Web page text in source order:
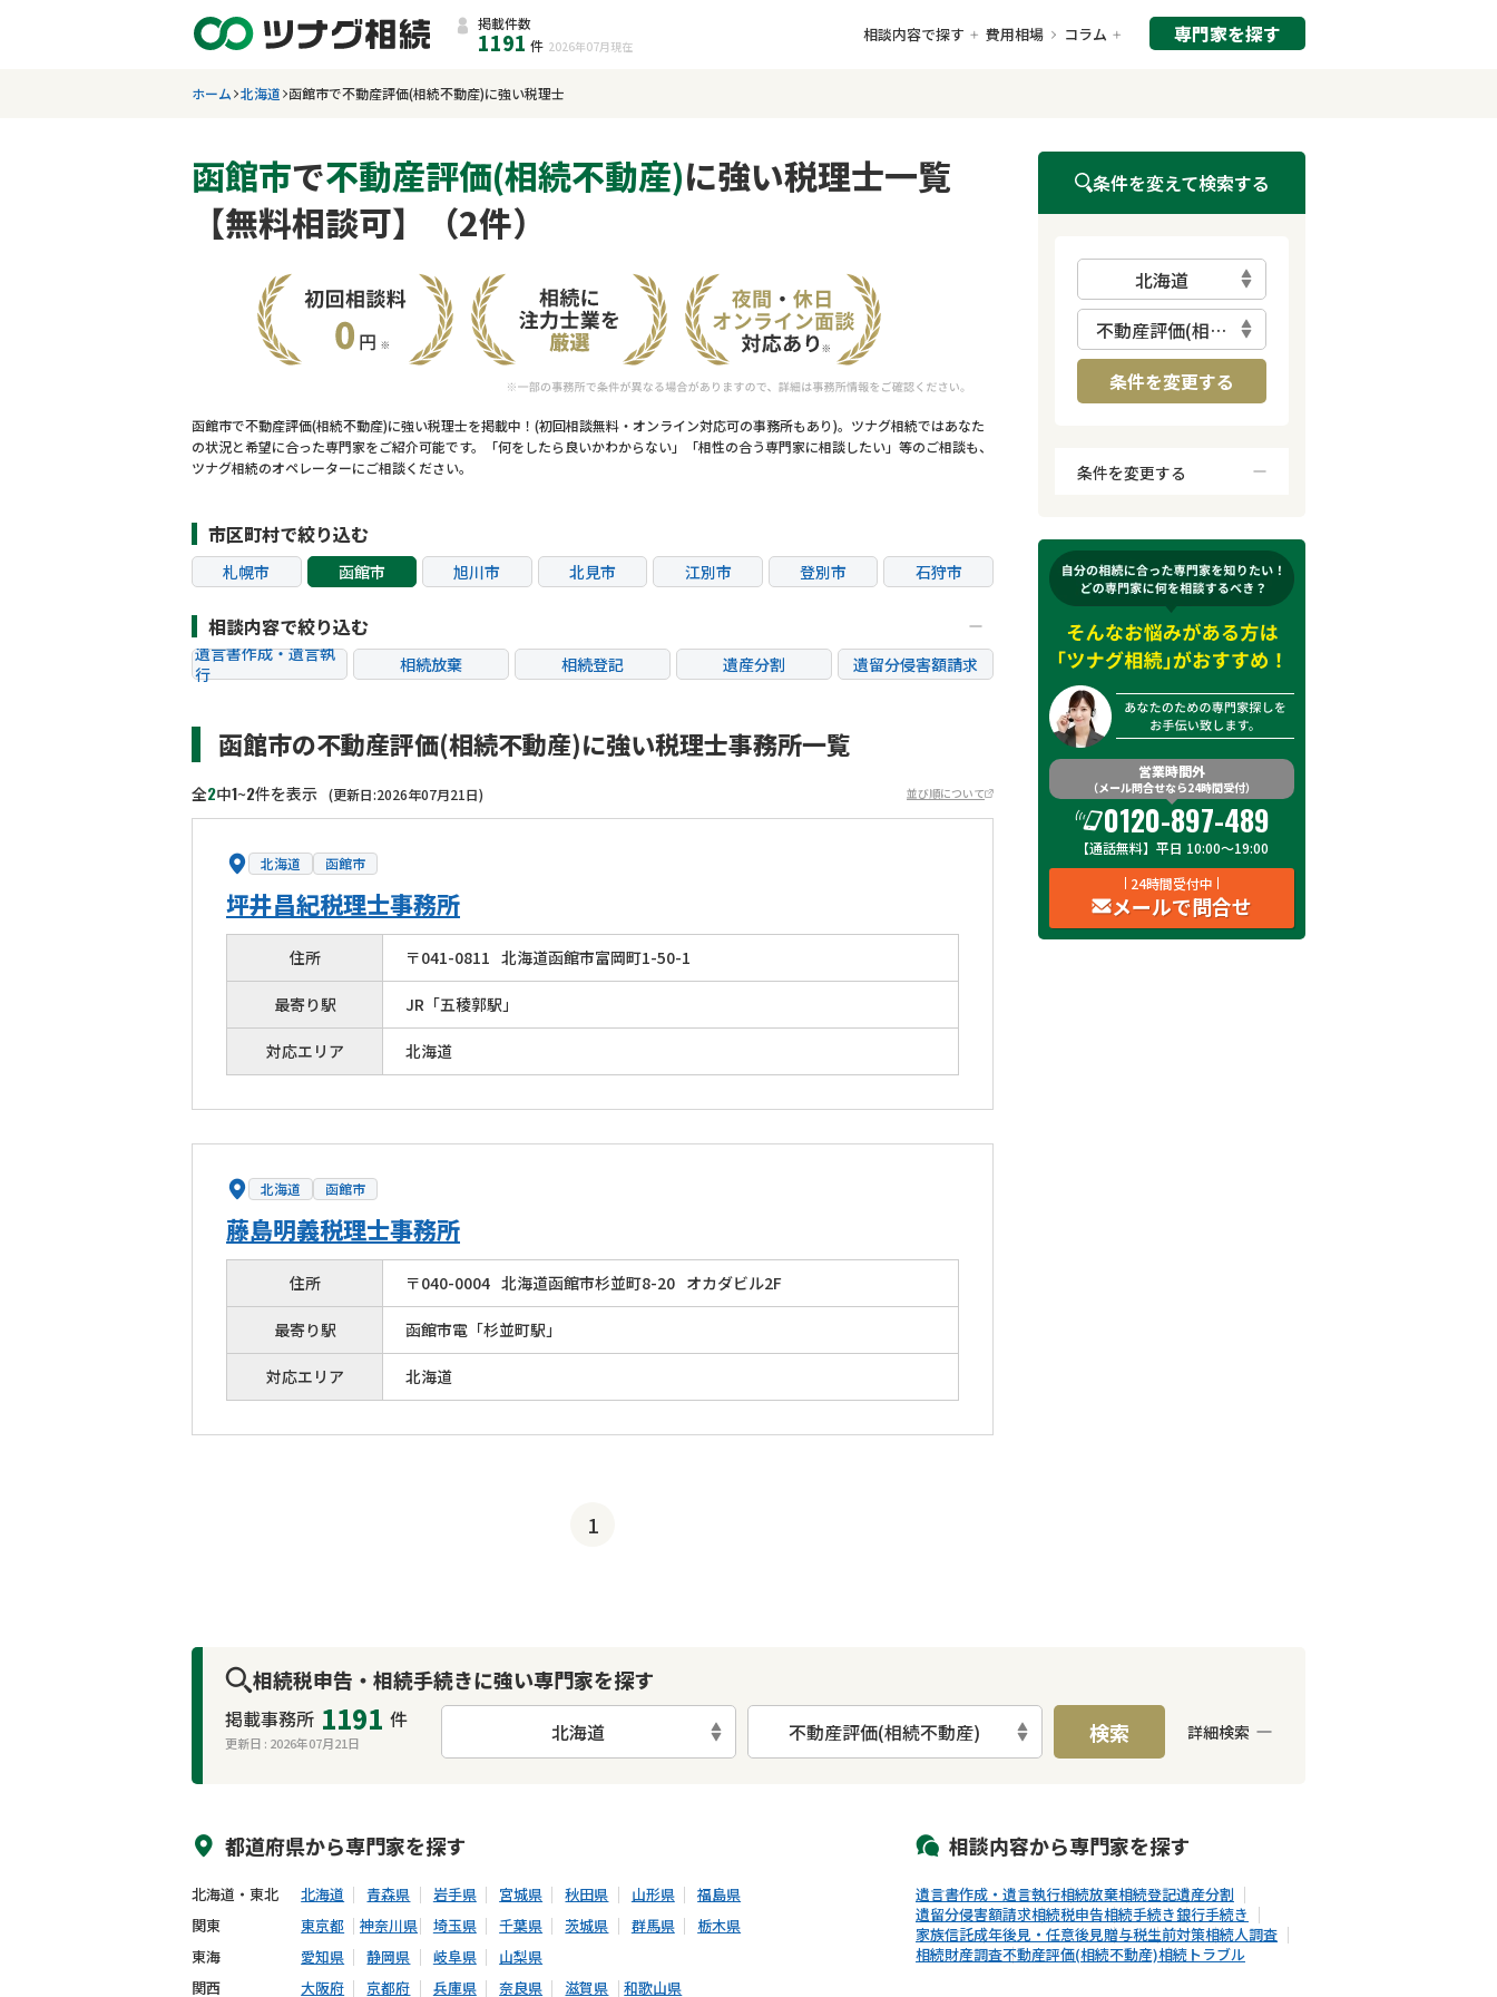
掲載件数
1191 件 2026年07月 現在
相談内容で探す 費用相場 コラム 専門家を探す
ホーム 北海道 函館市で不動産評価(相続不動産)に強い税理士
函館市で不動産評価(相続不動産)に強い税理士一覧
【無料相談可】（2件）
函館市で不動産評価(相続不動産)に強い税理士を掲載中！(初回相談無料・オンライン対応可の事務所もあり)。ツナグ相続ではあなた
の状況と希望に合った専門家をご紹介可能です。「何をしたら良いかわからない」「相性の合う専門家に相談したい」等のご相談も、
ツナグ相続のオペレーターにご相談ください。
市区町村で絞り込む
札幌市 函館市 旭川市 北見市 江別市 登別市 石狩市
相談内容で絞り込む
遺言書作成・遺言執
行
相続放棄 相続登記 遺産分割
遺留分侵害額請求
贈与税
生前対策 相続人調査 相続財産調査
産)
函館市の不動産評価(相続不動産)に強い税理士事務所一覧
全2中1~2件を表示 (更新日:2026年07月21日) 並び順について
北海道 函館市
坪井昌紀税理士事務所
住所 〒041-0811 北海道函館市富岡町1-50-1
最寄り駅 JR「五稜郭駅」
対応エリア 北海道
北海道 函館市
藤島明義税理士事務所
住所 〒040-0004 北海道函館市杉並町8-20 オカダビル2F
最寄り駅 函館市電「杉並町駅」
対応エリア 北海道
1
条件を変えて検索する
北海道
不動産評価(相続不動産)
条件を変更する
条件を変更する
オンライン面談可能
初回相談無料
土日祝の相談可能
19時以降電話可能
電話相談可能
LINE予約可能
出張面談可能
営業時間外
（メール問合せなら24時間受付）
0120-897-489
【通話無料】平日 10:00～19:00
24時間受付中
メールで問合せ
相続税申告・相続手続きに強い専門家を探す
掲載事務所 1191 件
更新日 : 2026年07月21日 北海道 不動産評価(相続不動産) 検索 詳細検索
都道府県から専門家を探す
北海道・東北 北海道 青森県 岩手県 宮城県 秋田県 山形県
福島県
関東
東京都 神奈川県 埼玉県 千葉県 茨城県 群馬県
栃木県
東海
愛知県 静岡県 岐阜県
山梨県
関西
大阪府 京都府 兵庫県 奈良県 滋賀県 和歌山県
相談内容から専門家を探す
遺言書作成・遺言執行相続放棄相続登記遺産分割
遺留分侵害額請求相続税申告相続手続き銀行手続き
家族信託成年後見・任意後見贈与税生前対策相続人調査
相続財産調査不動産評価(相続不動産)相続トラブル